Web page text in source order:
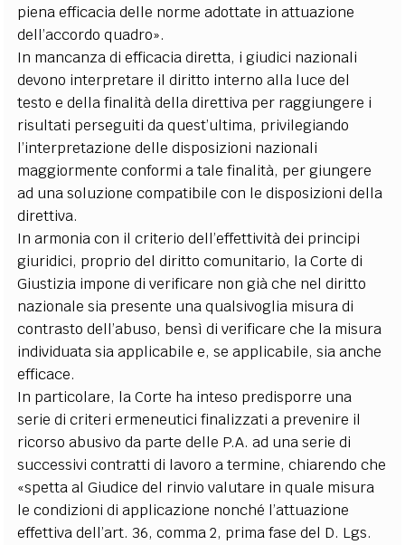
piena efficacia delle norme adottate in attuazione
dell’accordo quadro».
In mancanza di efficacia diretta, i giudici nazionali
devono interpretare il diritto interno alla luce del
testo e della finalità della direttiva per raggiungere i
risultati perseguiti da quest’ultima, privilegiando
l’interpretazione delle disposizioni nazionali
maggiormente conformi a tale finalità, per giungere
ad una soluzione compatibile con le disposizioni della
direttiva.
In armonia con il criterio dell’effettività dei principi
giuridici, proprio del diritto comunitario, la Corte di
Giustizia impone di verificare non già che nel diritto
nazionale sia presente una qualsivoglia misura di
contrasto dell’abuso, bensì di verificare che la misura
individuata sia applicabile e, se applicabile, sia anche
efficace.
In particolare, la Corte ha inteso predisporre una
serie di criteri ermeneutici finalizzati a prevenire il
ricorso abusivo da parte delle P.A. ad una serie di
successivi contratti di lavoro a termine, chiarendo che
«spetta al Giudice del rinvio valutare in quale misura
le condizioni di applicazione nonché l’attuazione
effettiva dell’art. 36, comma 2, prima fase del D. Lgs.